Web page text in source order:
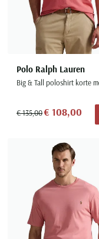
Polo Ralph Lauren
€ 135,00€ 108,00